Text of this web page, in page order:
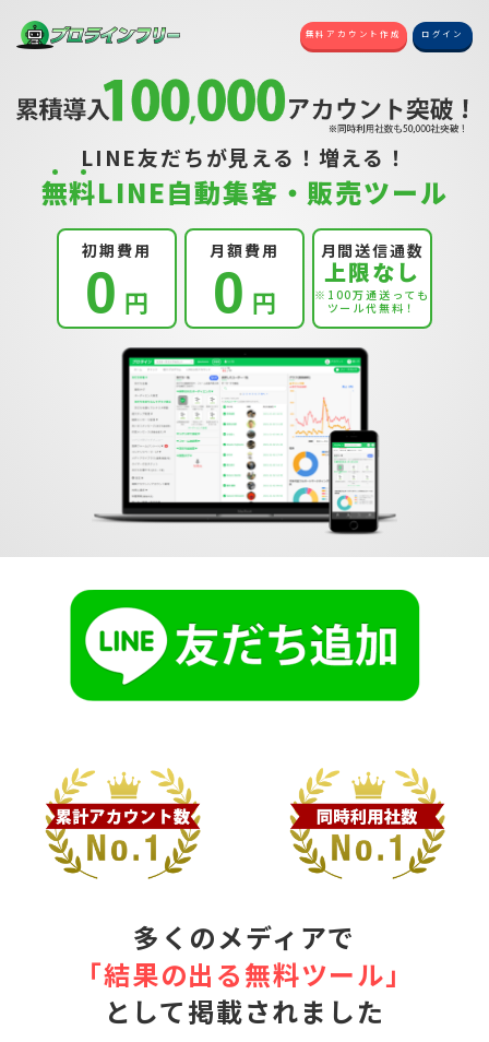
無料アカウント作成 ログイン
LINE友だちが見える！増える！
無料LINE自動集客・販売ツール
初期費用
0 円
月額費用
0 円
月間送信通数
上限なし
※100万通送っても
ツール代無料！
多くのメディアで
｢結果の出る無料ツール｣
として掲載されました